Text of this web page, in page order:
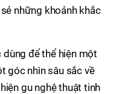
những khoảnh khắc
để thể hiện một
góc nhìn sâu sắc về
gu nghệ thuật tinh